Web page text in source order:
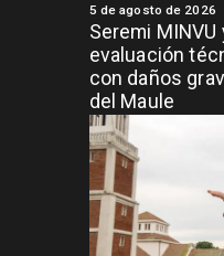
Seremi MINVU
evaluación
con daños
del Maule
5 de agosto de 2026